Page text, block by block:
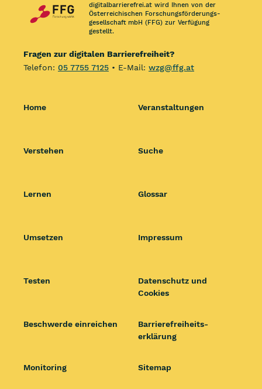
digitalbarrierefrei.at wird Ihnen von der
Österreichischen Forschungs­förderungs­
gesellschaft mbH (FFG) zur Verfügung
gestellt.
Fragen zur digitalen Barrierefreiheit?
Telefon: 05 7755 7125 • E-Mail: wzg@ffg.at
Home
Verstehen
Lernen
Umsetzen
Testen
Beschwerde einreichen
Monitoring
Veranstaltungen
Suche
Glossar
Impressum
Datenschutz und
Cookies
Barrierefrei­heits­
erklärung
Sitemap